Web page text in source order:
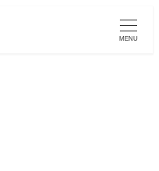
MENU